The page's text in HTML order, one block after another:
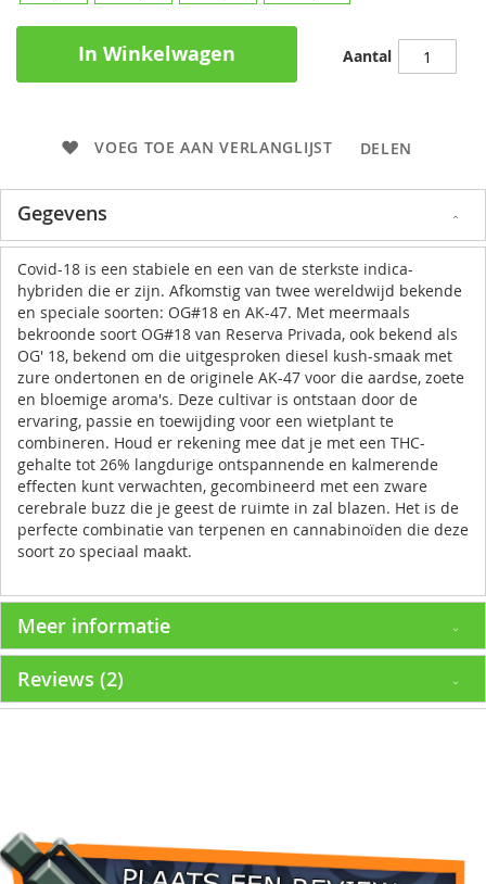
Aantal
In Winkelwagen
VOEG TOE AAN VERLANGLIJST DELEN
Gegevens
Covid-18 is een stabiele en een van de sterkste indica-
hybriden die er zijn. Afkomstig van twee wereldwijd bekende
en speciale soorten: OG#18 en AK-47. Met meermaals
bekroonde soort OG#18 van Reserva Privada, ook bekend als
OG' 18, bekend om die uitgesproken diesel kush-smaak met
zure ondertonen en de originele AK-47 voor die aardse, zoete
en bloemige aroma's. Deze cultivar is ontstaan door de
ervaring, passie en toewijding voor een wietplant te
combineren. Houd er rekening mee dat je met een THC-
gehalte tot 26% langdurige ontspannende en kalmerende
effecten kunt verwachten, gecombineerd met een zware
cerebrale buzz die je geest de ruimte in zal blazen. Het is de
perfecte combinatie van terpenen en cannabinoïden die deze
soort zo speciaal maakt.
Meer informatie
Reviews 2